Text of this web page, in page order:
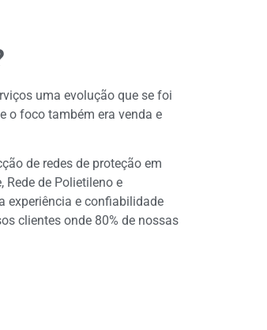
uma evolução que se foi
o foco também era venda e
de redes de proteção em
de Polietileno e
experiência e confiabilidade
clientes onde 80% de nossas